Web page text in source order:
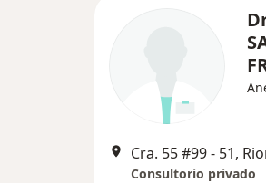
Cra. 55 #99 - 51,
Consultorio privado